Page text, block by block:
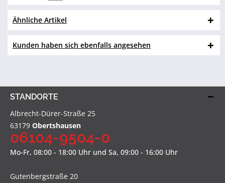
Ähnliche Artikel
Kunden haben sich ebenfalls angesehen
STANDORTE
Albrecht-Dürer-Straße 25
63179 Obertshausen
06104-9504-0
Mo-Fr, 08:00 - 18:00 Uhr und Sa, 09:00 - 16:00 Uhr
Gutenbergstraße 20